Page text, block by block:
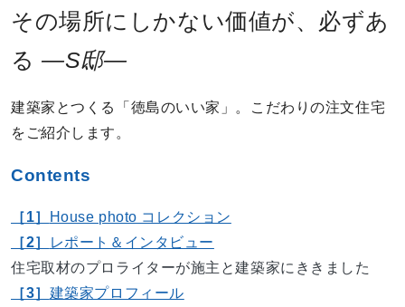
その場所にしかない価値が、必ずあ
る―S邸―
建築家とつくる「徳島のいい家」。こだわりの注文住宅
をご紹介します。
Contents
［1］
House photo コレクション
［2］
レポート＆インタビュー
住宅取材のプロライターが施主と建築家にききました
［3］ 建築家プロフィール